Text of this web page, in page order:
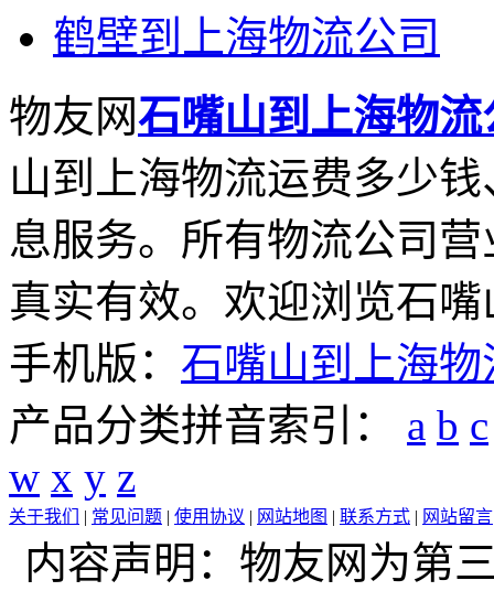
鹤壁到上海物流公司
物友网石嘴山到上海物流
山到上海物流运费多少
息服务。所有物流公司
真实有效。欢迎浏览石
手机版： 石嘴山到上海物
产品分类拼音索引： a b c
w x y z
关于我们 | 常见问题 | 使用协议 | 网站地图 | 联系方式 | 网站留言
内容声明：物友网为第